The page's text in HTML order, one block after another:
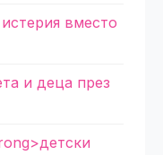
вместо
и деца през